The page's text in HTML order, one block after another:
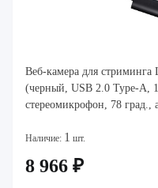
Веб-камера для стриминга
(черный, USB 2.0 Type-A,
стереомикрофон, 78 град.,
Наличие: 1 шт.
8 966 ₽